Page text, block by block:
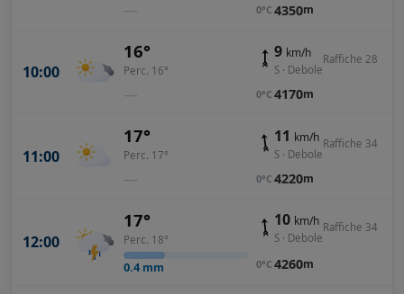
— 0°C 4350m
10:00
16°
Perc. 16°
—
9 km/h
S · Debole
Raffiche 28
0°C 4170m
11:00
17°
Perc. 17°
—
11 km/h
S · Debole
Raffiche 34
0°C 4220m
12:00
17°
Perc. 18°
0.4 mm
10 km/h
S · Debole
Raffiche 34
0°C 4260m